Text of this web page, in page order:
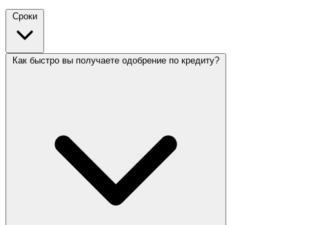
Сроки
Как быстро вы получаете одобрение по кредиту?